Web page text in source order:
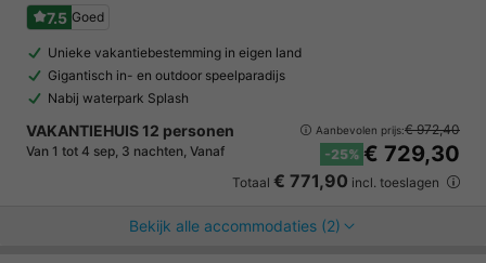
7.5 Goed
Unieke vakantiebestemming in eigen land
Gigantisch in- en outdoor speelparadijs
Nabij waterpark Splash
VAKANTIEHUIS 12 personen
Van 1 tot 4 sep, 3 nachten, Vanaf
Aanbevolen prijs:€ 972,40
-25% € 729,30
Totaal € 771,90 incl. toeslagen
Bekijk alle accommodaties (2)